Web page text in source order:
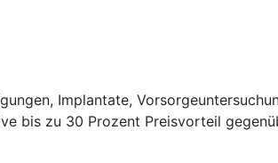
Implantate,
bis zu 30 Prozent Preis­vorteil